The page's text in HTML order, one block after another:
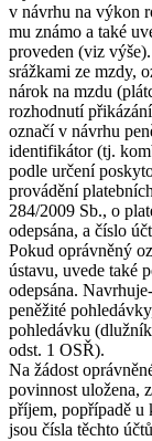
v návrhu na výkon
mu známo a také
proveden (viz
srážkami ze mzdy,
nárok na mzdu
rozhodnutí
označí v návrhu
identifikátor (tj.
podle určení
provádění
284/2009 Sb., o
odepsána, a číslo
Pokud oprávněný
ústavu, uvede také
odepsána.
peněžité
pohledávku
odst. 1 OSŘ).
Na žádost
povinnost uložena,
příjem, popřípadě u
jsou čísla těchto